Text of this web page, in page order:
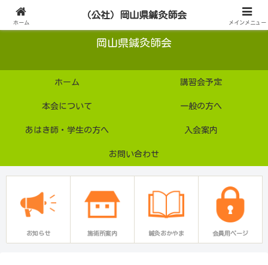
公益社団法人
岡山県鍼灸師会
ホーム 講習会予定
本会について 一般の方へ
あはき師・学生の方へ 入会案内
お問い合わせ
お知らせ 施術所案内 鍼灸おかやま 会員用ページ
ホーム
（公社）岡山県鍼灸師会
メインメニュー